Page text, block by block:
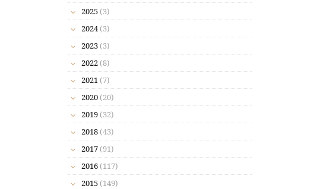
2025 (3)
2024 (3)
2023 (3)
2022 (8)
2021 (7)
2020 (20)
2019 (32)
2018 (43)
2017 (91)
2016 (117)
2015 (149)